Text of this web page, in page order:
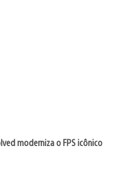
moderniza o FPS icônico